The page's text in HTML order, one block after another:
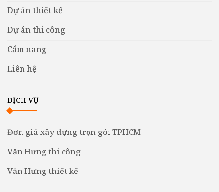
Dự án thiết kế
Dự án thi công
Cẩm nang
Liên hệ
DỊCH VỤ
Đơn giá xây dựng trọn gói TPHCM
Văn Hưng thi công
Văn Hưng thiết kế